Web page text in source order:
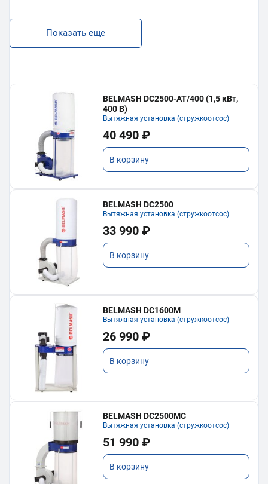
Показать еще
BELMASH DC2500-AT/400 (1,5 кВт,
400 В)
Вытяжная установка (стружкоотсос)
40 490 ₽
В корзину
BELMASH DC2500
Вытяжная установка (стружкоотсос)
33 990 ₽
В корзину
BELMASH DC1600M
Вытяжная установка (стружкоотсос)
26 990 ₽
В корзину
BELMASH DC2500MC
Вытяжная установка (стружкоотсос)
51 990 ₽
В корзину